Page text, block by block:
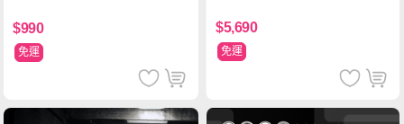
$990
免運
$5,690
免運